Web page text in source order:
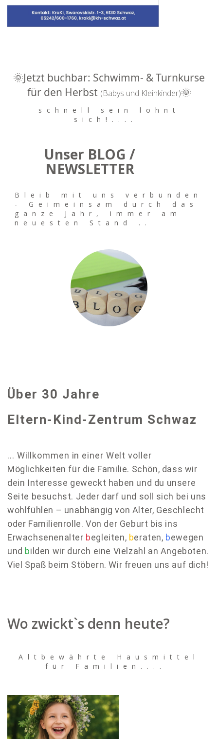
🌞Jetzt buchbar: Schwimm- & Turnkurse
für den Herbst (Babys und Kleinkinder)🌞
schnell sein lohnt
sich!....
Unser BLOG /
NEWSLETTER
Bleib mit uns verbunden
- Geimeinsam durch das
ganze Jahr, immer am
neuesten Stand ..
Über 30 Jahre
Eltern-Kind-Zentrum Schwaz
... Willkommen in einer Welt voller
Möglichkeiten für die Familie. Schön, dass wir
dein Interesse geweckt haben und du unsere
Seite besuchst. Jeder darf und soll sich bei uns
wohlfühlen – unabhängig von Alter, Geschlecht
oder Familienrolle. Von der Geburt bis ins
Erwachsenenalter begleiten, beraten, bewegen
und bilden wir durch eine Vielzahl an Angeboten.
Viel Spaß beim Stöbern. Wir freuen uns auf dich!
Wo zwickt`s denn heute?
Altbewährte Hausmittel
für Familien....